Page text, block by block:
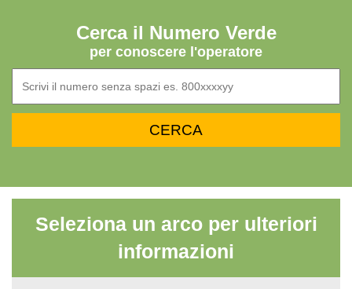
Cerca il Numero Verde
per conoscere l'operatore
Seleziona un arco per ulteriori
informazioni